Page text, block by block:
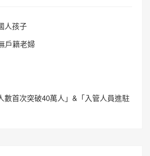
人孩子
戶籍老婦
數首次突破40萬人」&「入管人員進駐